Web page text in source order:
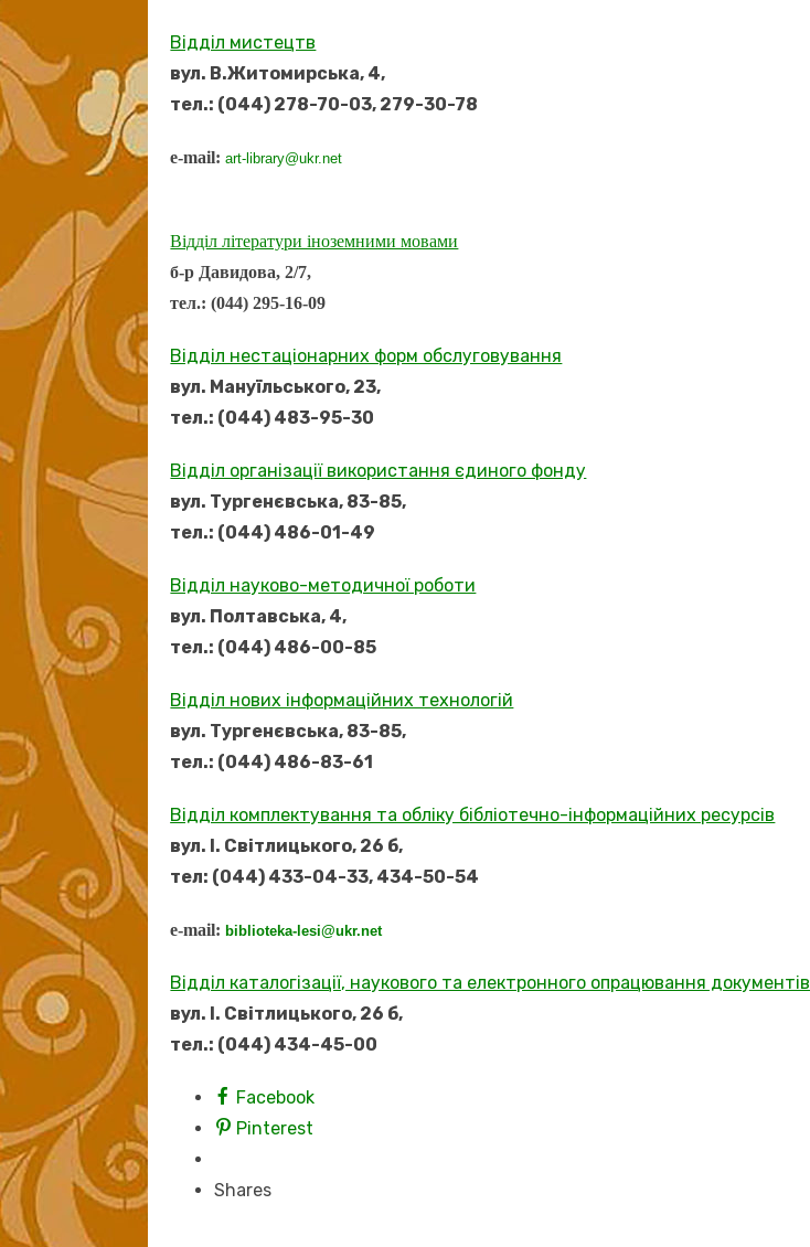
Відділ мистецтв
вул. В.Житомирська, 4,
тел.: (044) 278-70-03, 279-30-78
e-mail:art-library@ukr.net
Відділ літератури іноземними мовами
б-р Давидова, 2/7,
тел.: (044) 295-16-09
Відділ нестаціонарних форм обслуговування
вул. Мануїльського, 23,
тел.: (044) 483-95-30
Відділ організації використання єдиного фонду
вул. Тургенєвська, 83-85,
тел.: (044) 486-01-49
Відділ науково-методичної роботи
вул. Полтавська, 4,
тел.: (044) 486-00-85
Відділ нових інформаційних технологій
вул. Тургенєвська, 83-85,
тел.: (044) 486-83-61
Відділ комплектування та обліку бібліотечно-інформаційних ресурсів
вул. І. Світлицького, 26 б,
тел: (044) 433-04-33, 434-50-54
e-mail:biblioteka-lesi@ukr.net
Відділ каталогізації, наукового та електронного опрацювання документів
вул. І. Світлицького, 26 б,
тел.: (044) 434-45-00
Facebook
Pinterest
Shares